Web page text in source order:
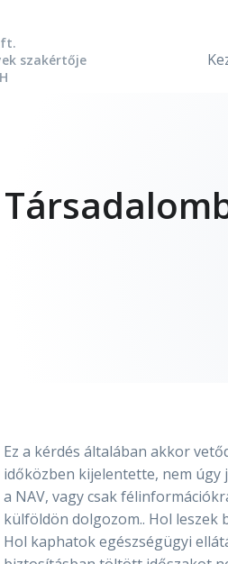
szakértője
Ez a kérdés általában akkor
időközben kijelentette, nem
a NAV, vagy csak
külföldön dolgozom.. Hol leszek
Hol kaphatok egészségügyi